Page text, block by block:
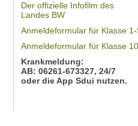
Der offizielle Infofilm des
Landes BW
Anmeldeformular für Klasse
Anmeldeformular für Klasse 10
Krankmeldung:
AB: 06261-673327, 24/7
oder die App Sdui nutzen.